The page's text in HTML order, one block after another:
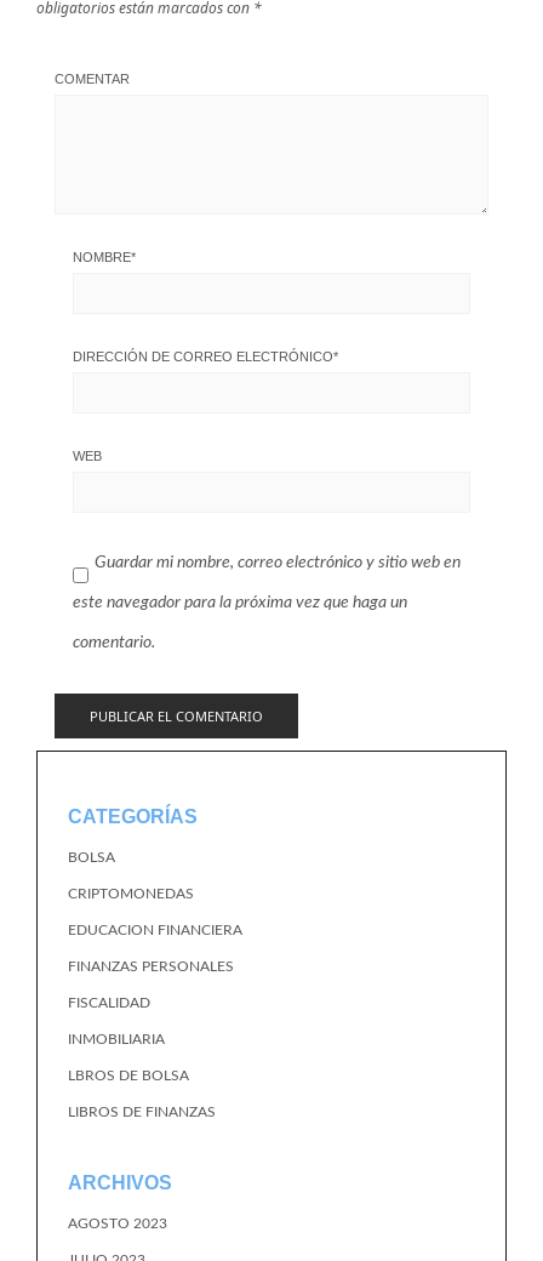
obligatorios están marcados con *
COMENTAR
NOMBRE*
DIRECCIÓN DE CORREO ELECTRÓNICO*
WEB
Guardar mi nombre, correo electrónico y sitio web en
este navegador para la próxima vez que haga un
comentario.
CATEGORÍAS
BOLSA
CRIPTOMONEDAS
EDUCACION FINANCIERA
FINANZAS PERSONALES
FISCALIDAD
INMOBILIARIA
LBROS DE BOLSA
LIBROS DE FINANZAS
ARCHIVOS
AGOSTO 2023